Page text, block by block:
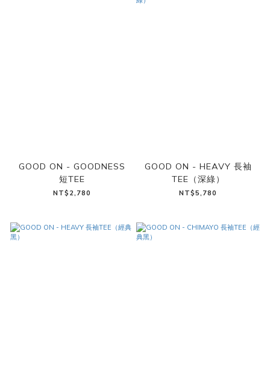
GOOD ON - GOODNESS
短TEE
NT$2,780
GOOD ON - HEAVY 長袖
TEE（深綠）
NT$5,780